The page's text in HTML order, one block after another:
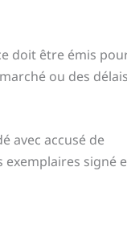
doit être émis
ou des
avec accusé de
exemplaires signé